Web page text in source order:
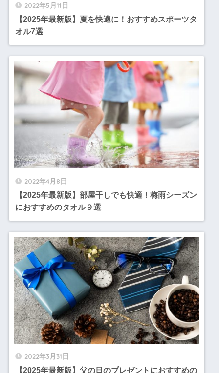
2022年5月11日
【2025年最新版】夏を快適に！おすすめスポーツタ
オル7選
2022年4月8日
【2025年最新版】部屋干しでも快適！梅雨シーズン
におすすめのタオル９選
2022年3月31日
【2025年最新版】父の日のプレゼントにおすすめの